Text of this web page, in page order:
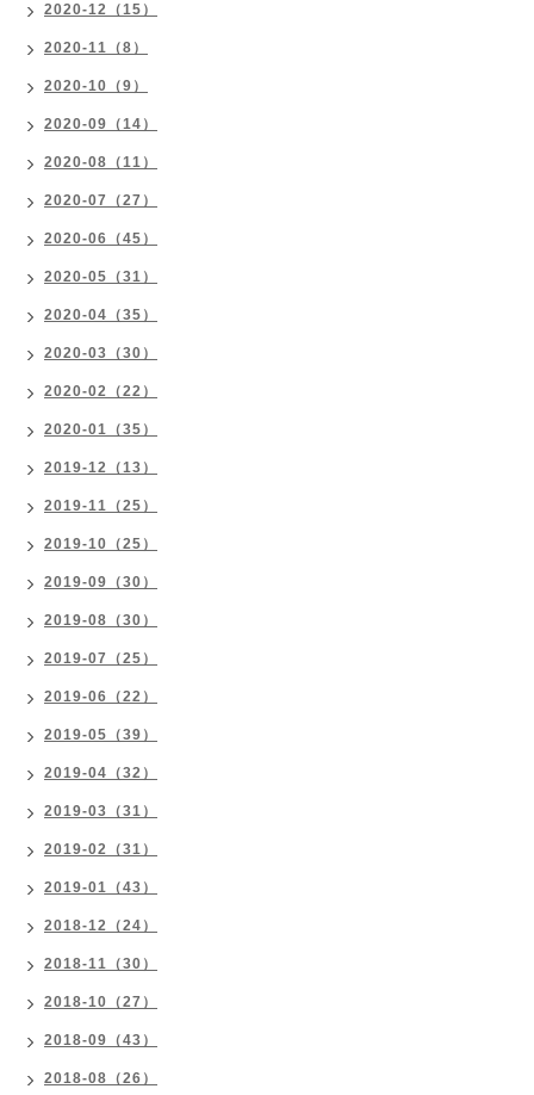
2020-12（15）
2020-11（8）
2020-10（9）
2020-09（14）
2020-08（11）
2020-07（27）
2020-06（45）
2020-05（31）
2020-04（35）
2020-03（30）
2020-02（22）
2020-01（35）
2019-12（13）
2019-11（25）
2019-10（25）
2019-09（30）
2019-08（30）
2019-07（25）
2019-06（22）
2019-05（39）
2019-04（32）
2019-03（31）
2019-02（31）
2019-01（43）
2018-12（24）
2018-11（30）
2018-10（27）
2018-09（43）
2018-08（26）